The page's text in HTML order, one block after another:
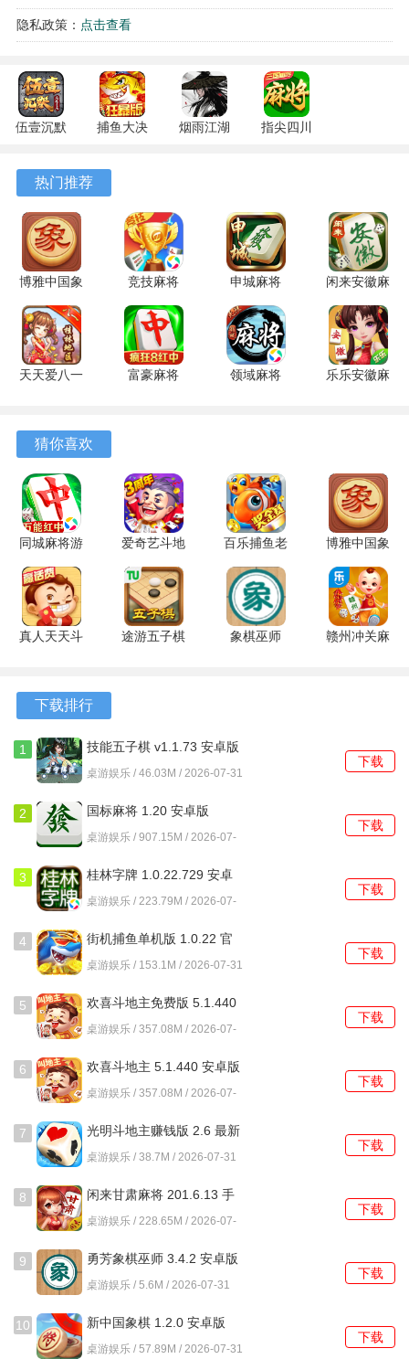
游戏亮点
1、棋牌大厅玩法分类清晰，多种模式集中展示，玩家可以自
由选择喜欢的对局类型。
2、好友房创建流程简单，邀请好友在线开局，享受更加轻松
3、任务挑战与奖励内容相结合，参与牌局即可积累对应奖
励，解锁更多游戏内容。
1、多款经典棋牌玩法集中呈现，不同类型对局自由选择，满
2、签到奖励与成就挑战相结合，参与日常对局可以积累更多
3、不同难度场次搭配多种对手选择，新手到高手都能找到适
4、房间规则可根据需求调整，玩法设置与对局安排更加灵
游戏玩法
斗地主是一款三人纸牌游戏，使用一副扑克牌(含大小王)，共
54张。一人为“地主”，其余两人为“农民”，农民合作对抗地
【发牌与叫地主】
首先随机确定一名玩家先叫地主。洗牌后，每人先发17张
牌，留3张作为底牌。
从指定玩家开始按顺序轮流叫分(“1分”、“2分”、“3分”或不
叫)。叫分最高者成为地主，拿走底牌并亮出。若无人叫分，
则重新发牌。
【牌型与大小】
隐私政策： 点击查看
伍壹沉默
安卓版
捕鱼大决
122.7.291
烟雨江湖
指尖四川
热门推荐
博雅中国象
棋 4.3.1 安
卓版
竞技麻将
1.20 安卓
版
申城麻将
1.0.5 安卓
版
闲来安徽麻
将 201.0.7
官方版
天天爱八一
富豪麻将
领域麻将
乐乐安徽麻
猜你喜欢
同城麻将游
戏软件v1.0
同城麻将
1.4.6 安卓
版
爱奇艺斗地
主 2.0.70
安卓版
百乐捕鱼老
版本 1.3.1
安卓版
博雅中国象
棋 4.3.1 安
卓版
真人天天斗
安卓版
途游五子棋
象棋巫师
赣州冲关麻
下载排行
1 技能五子棋 v1.1.73 安卓版
桌游娱乐 / 46.03M / 2026-07-31
下载
2 国标麻将 1.20 安卓版
桌游娱乐 / 907.15M / 2026-07-
下载
3
桂林字牌 1.0.22.729 安卓
版
桌游娱乐 / 223.79M / 2026-07-
下载
4
街机捕鱼单机版 1.0.22 官
方版
桌游娱乐 / 153.1M / 2026-07-31
下载
5
欢喜斗地主免费版 5.1.440
安卓版
桌游娱乐 / 357.08M / 2026-07-
下载
6 欢喜斗地主 5.1.440 安卓版
桌游娱乐 / 357.08M / 2026-07-
下载
7
光明斗地主赚钱版 2.6 最新
版
桌游娱乐 / 38.7M / 2026-07-31
下载
8
闲来甘肃麻将 201.6.13 手
机版
桌游娱乐 / 228.65M / 2026-07-
下载
9 勇芳象棋巫师 3.4.2 安卓版
桌游娱乐 / 5.6M / 2026-07-31
下载
10 新中国象棋 1.2.0 安卓版
桌游娱乐 / 57.89M / 2026-07-31
下载